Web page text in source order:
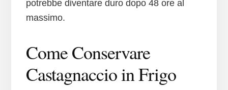
potrebbe diventare duro dopo 48 ore al
massimo.
Come Conservare
Castagnaccio in Frigo